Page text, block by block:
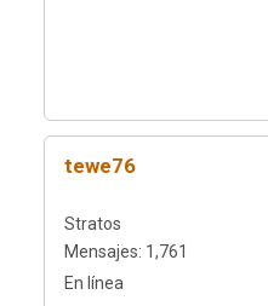
tewe76
Stratos
Mensajes: 1,761
En línea